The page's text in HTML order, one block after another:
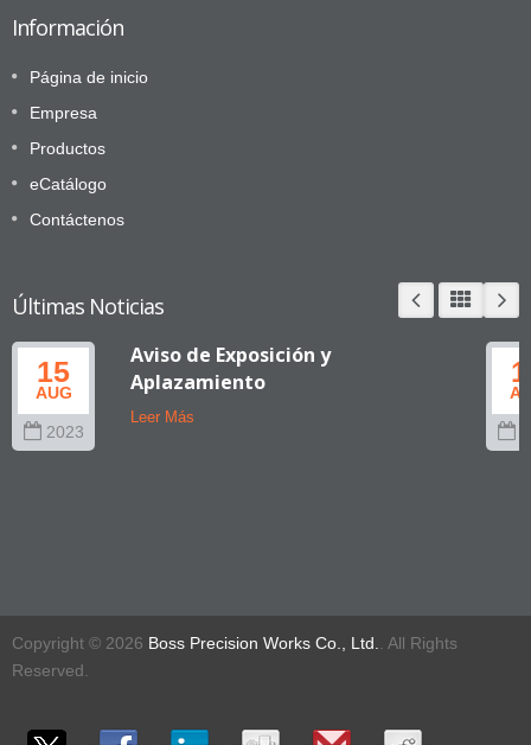
Información
Página de inicio
Empresa
Productos
eCatálogo
Contáctenos
Últimas Noticias
15
AUG
2023
Aviso de Exposición y
Aplazamiento
Leer Más
Copyright © 2026 Boss Precision Works Co., Ltd.
. All Rights
Reserved.